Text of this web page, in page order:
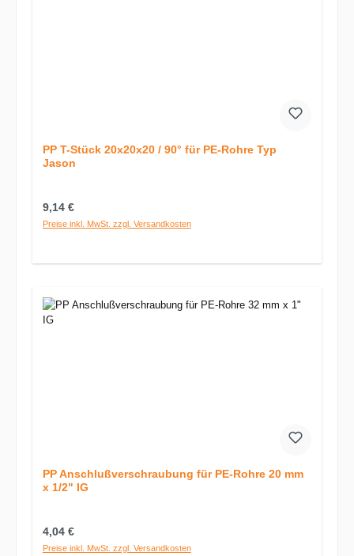
PP T-Stück 20x20x20 / 90° für PE-Rohre Typ
Jason
Regulärer Preis:
9,14 €
Preise inkl. MwSt. zzgl. Versandkosten
PP Anschlußverschraubung für PE-Rohre 20 mm
x 1/2" IG
Regulärer Preis:
4,04 €
Preise inkl. MwSt. zzgl. Versandkosten